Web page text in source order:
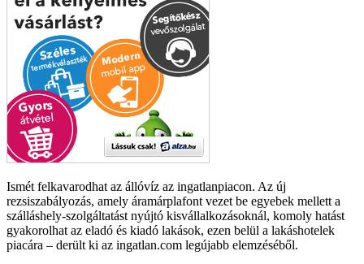
Ismét felkavarodhat az állóvíz az ingatlanpiacon. Az új
rezsiszabályozás, amely áramárplafont vezet be egyebek mellett a
szálláshely-szolgáltatást nyújtó kisvállalkozásoknál, komoly hatást
gyakorolhat az eladó és kiadó lakások, ezen belül a lakáshotelek
piacára – derült ki az ingatlan.com legújabb elemzéséből.